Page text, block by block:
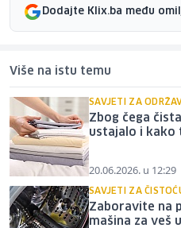
Dodajte Klix.ba među
Više na istu temu
SAVJETI ZA
Zbog čega
ustajalo i kako
20.06.2026. u 12:29
SAVJETI ZA
Zaboravite na
mašina za veš